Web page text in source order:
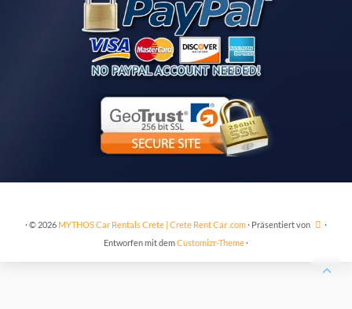
·© 2026 MYTHOS Car Rentals Crete | Crete Rent Car .com· Präsentiert von
·
Entworfen mit demCustomizr-Theme·